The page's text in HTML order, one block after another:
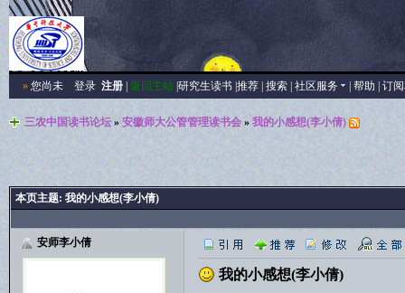
»您尚未 登录 注册| 返回主站| 研究生读书| 推荐| 搜索| 社区服务 帮助 订
三农中国读书论坛» 安徽师大公管管理读书会» 我的小感想(李小倩)
本页主题: 我的小感想(李小倩)
安师李小倩
我的小感想(李小倩)